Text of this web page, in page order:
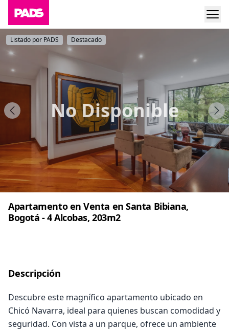
No Disponible
Listado por PADS Destacado
Apartamento en Venta en Santa Bibiana,
Bogotá - 4 Alcobas, 203m2
Descripción
Descubre este magnífico apartamento ubicado en
Chicó Navarra, ideal para quienes buscan comodidad y
seguridad. Con vista a un parque, ofrece un ambiente